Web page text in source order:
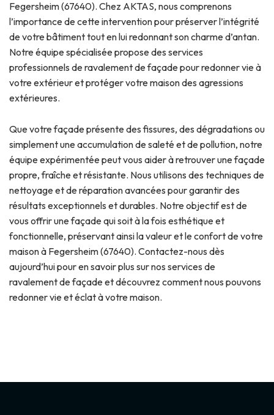
Fegersheim (67640). Chez AKTAS, nous comprenons
l’importance de cette intervention pour préserver l’intégrité
de votre bâtiment tout en lui redonnant son charme d’antan.
Notre équipe spécialisée propose des services
professionnels de ravalement de façade pour redonner vie à
votre extérieur et protéger votre maison des agressions
extérieures.
Que votre façade présente des fissures, des dégradations ou
simplement une accumulation de saleté et de pollution, notre
équipe expérimentée peut vous aider à retrouver une façade
propre, fraîche et résistante. Nous utilisons des techniques de
nettoyage et de réparation avancées pour garantir des
résultats exceptionnels et durables. Notre objectif est de
vous offrir une façade qui soit à la fois esthétique et
fonctionnelle, préservant ainsi la valeur et le confort de votre
maison à Fegersheim (67640). Contactez-nous dès
aujourd’hui pour en savoir plus sur nos services de
ravalement de façade et découvrez comment nous pouvons
redonner vie et éclat à votre maison.